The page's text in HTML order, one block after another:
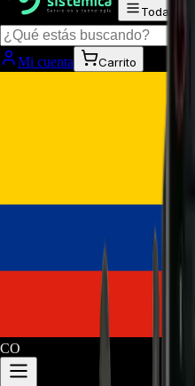
Todas
Mi cuenta Carrito
CO